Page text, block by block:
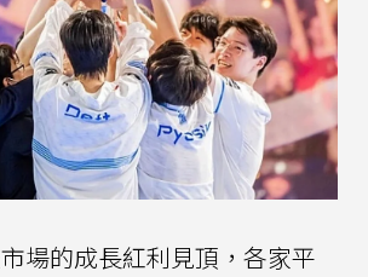
場的成長紅利見頂，各家平